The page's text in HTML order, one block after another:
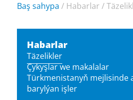
Baş sahypa / Habarlar /
Habarlar
Täzelikler
Çykyşlar we makalalar
Türkmenistanyň mejlisinde
barylýan işler